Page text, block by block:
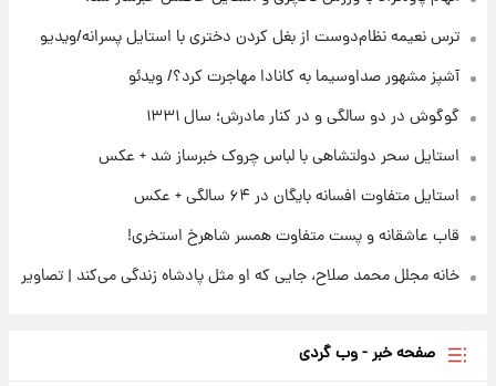
۲۲ ساعت پیش
ثریا اسفندیاری بعد از طلاق و در دیدار با گروه
ترس نعیمه نظام‌دوست از بغل کردن دختری با استایل پسرانه/ویدیو
آشپز مشهور صداوسیما به کانادا مهاجرت کرد؟/ ویدئو
گوگوش در دو سالگی و در کنار مادرش؛ سال ۱۳۳۱
استایل سحر دولتشاهی با لباس چروک خبرساز شد + عکس
استایل متفاوت افسانه بایگان در ۶۴ سالگی + عکس
قاب عاشقانه و پست متفاوت همسر شاهرخ استخری!
خانه مجلل محمد صلاح، جایی که او مثل پادشاه زندگی می‌کند | تصاویر
صفحه خبر - وب گردی